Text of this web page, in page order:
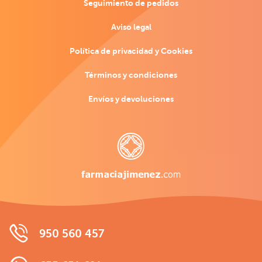
Seguimiento de pedidos
Aviso legal
Política de privacidad y Cookies
Términos y condiciones
Envíos y devoluciones
950 560 457